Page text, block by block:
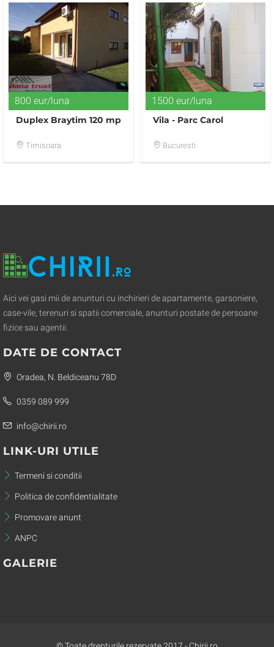
800 eur/luna
Duplex Braytim 120 mp
Timisoara
1500 eur/luna
Vila - Parc Carol
Bucuresti
Aici vei gasi mii de anunturi cu inchirieri de apartamente, garsoniere,
case-vile, terenuri si spatii comerciale, anunturi postate de persoane
fizice sau agentii.
DATE DE CONTACT
Oradea, N. Beldiceanu 78D
0359 089 999
info@chirii.ro
LINK-URI UTILE
Termeni si conditii
Politica de confidentialitate
Promovare anunt
ANPC
GALERIE